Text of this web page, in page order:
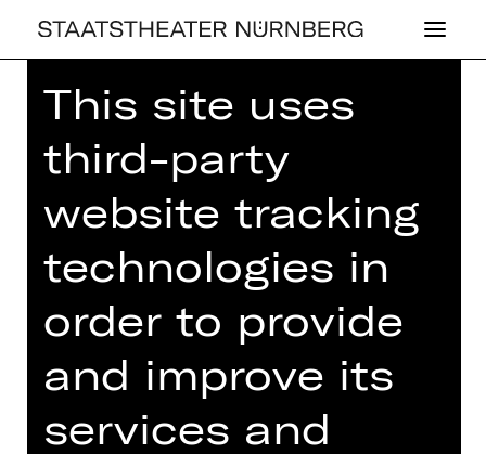
DRAMA
JAUCH­ZET!
FROH­LO­CKET!
Trainingslager für eingerostete
Stimmbänder
Saturday, 21/12/2024
08.00 PM
This site uses
third-party
website tracking
technologies in
order to provide
and improve its
services and